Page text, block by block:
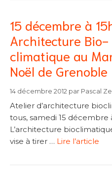
15 décembre à
Architecture Bio-
climatique au
Noël de Grenoble
14 décembre 2012 par Pascal
Atelier d’architecture
tous, samedi 15 décembre
L’architecture
vise à tirer … Lire l’article